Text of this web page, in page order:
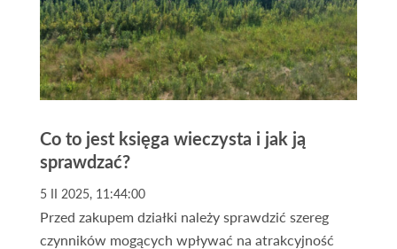
Co to jest księga wieczysta i jak ją
sprawdzać?
5 II 2025, 11:44:00
Przed zakupem działki należy sprawdzić szereg
czynników mogących wpływać na atrakcyjność